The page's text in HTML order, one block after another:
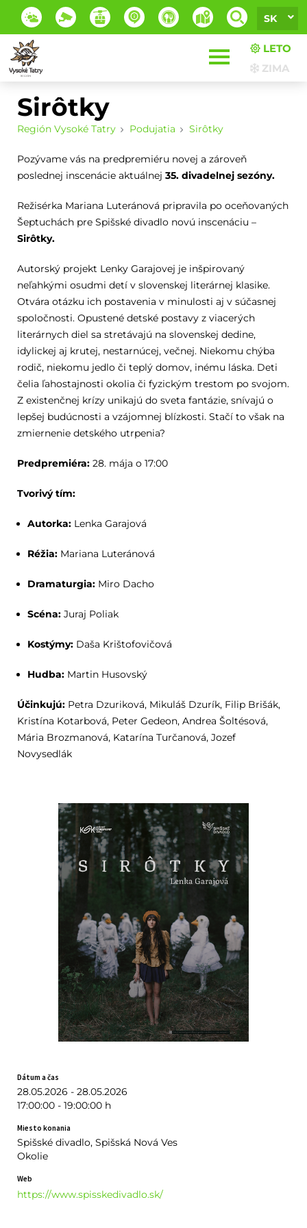
SK
LETO
ZIMA
Sirôtky
Región Vysoké Tatry Podujatia Sirôtky
Pozývame vás na predpremiéru novej a zároveň
poslednej inscenácie aktuálnej 35. divadelnej sezóny.
Režisérka Mariana Luteránová pripravila po oceňovaných
Šeptuchách pre Spišské divadlo novú inscenáciu –
Sirôtky.
Autorský projekt Lenky Garajovej je inšpirovaný
neľahkými osudmi detí v slovenskej literárnej klasike.
Otvára otázku ich postavenia v minulosti aj v súčasnej
spoločnosti. Opustené detské postavy z viacerých
literárnych diel sa stretávajú na slovenskej dedine,
idylickej aj krutej, nestarnúcej, večnej. Niekomu chýba
rodič, niekomu jedlo či teplý domov, inému láska. Deti
čelia ľahostajnosti okolia či fyzickým trestom po svojom.
Z existenčnej krízy unikajú do sveta fantázie, snívajú o
lepšej budúcnosti a vzájomnej blízkosti. Stačí to však na
zmiernenie detského utrpenia?
Predpremiéra:28. mája o 17:00
Tvorivý tím:
Autorka:Lenka Garajová
Réžia:Mariana Luteránová
Dramaturgia:Miro Dacho
Scéna:Juraj Poliak
Kostýmy:Daša Krištofovičová
Hudba:Martin Husovský
Účinkujú:Petra Dzuriková, Mikuláš Dzurík, Filip Brišák,
Kristína Kotarbová, Peter Gedeon, Andrea Šoltésová,
Mária Brozmanová, Katarína Turčanová, Jozef
Novysedlák
Dátum a čas
28.05.2026 - 28.05.2026
17:00:00 - 19:00:00 h
Miesto konania
Spišské divadlo, Spišská Nová Ves
Okolie
Web
https://www.spisskedivadlo.sk/